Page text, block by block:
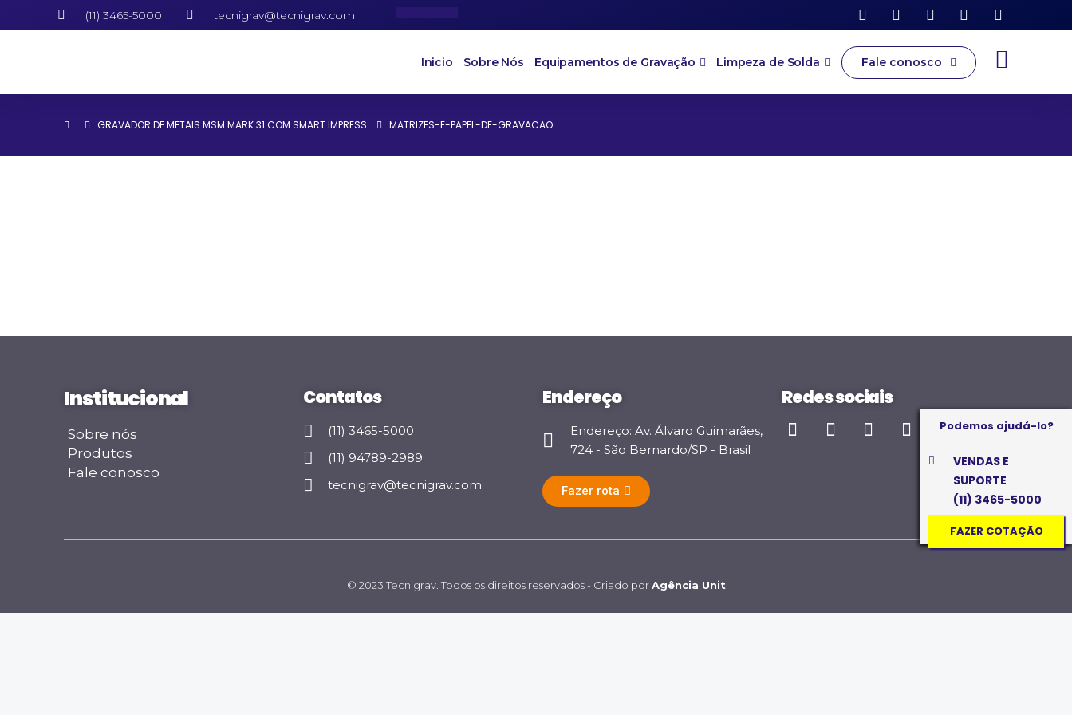
(11) 3465-5000 tecnigrav@tecnigrav.com
Inicio Sobre Nós Equipamentos de Gravação Limpeza de Solda Fale conosco
GRAVADOR DE METAIS MSM MARK 31 COM SMART IMPRESS MATRIZES-E-PAPEL-DE-GRAVACAO
Institucional
Sobre nós
Produtos
Fale conosco
Contatos
(11) 3465-5000
(11) 94789-2989
tecnigrav@tecnigrav.com
Endereço
Endereço: Av. Álvaro Guimarães,
724 - São Bernardo/SP - Brasil
Fazer rota
Redes sociais
Podemos ajudá-lo?
VENDAS E
SUPORTE
(11) 3465-5000
FAZER COTAÇÃO
© 2023 Tecnigrav. Todos os direitos reservados - Criado porAgência Unit